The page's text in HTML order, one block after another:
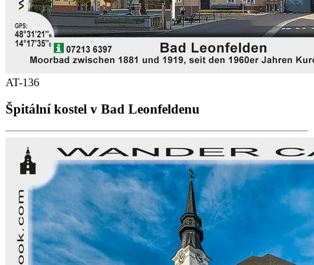
AT-136
Špitální kostel v Bad Leonfeldenu